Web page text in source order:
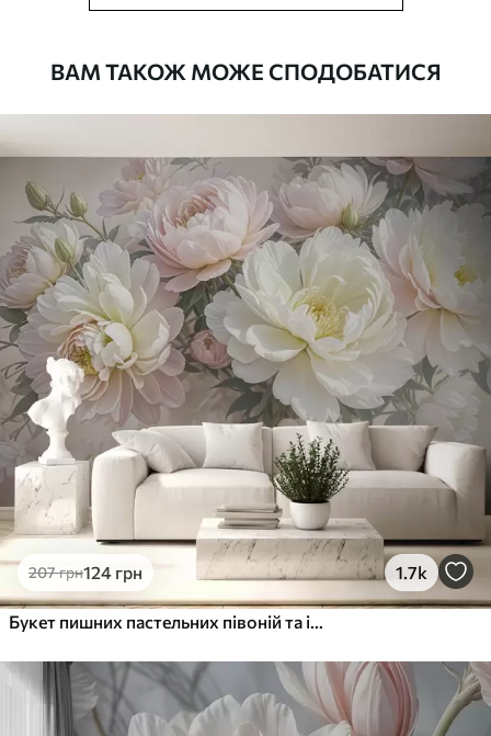
Стандарт
831 499 грн/м²
Преміум
1066640грн /м²
Преміум Вініл
1216730грн /м²
Peel and Stick
1458875 /м²
ВАМ ТАКОЖ МОЖЕ СПОДОБАТИСЯ
207грн124 грн 1.7k